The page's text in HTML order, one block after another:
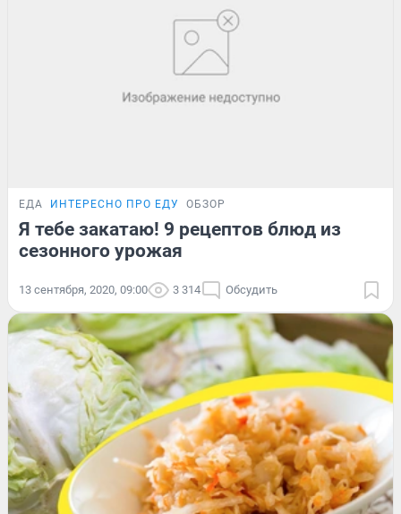
ЕДА ИНТЕРЕСНО ПРО ЕДУ ОБЗОР
Я тебе закатаю! 9 рецептов блюд из
сезонного урожая
13 сентября, 2020, 09:00 3 314 Обсудить